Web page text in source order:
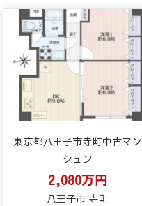
東京都八王子市寺町中古マン
シュン
2,080万円
八王子市 寺町